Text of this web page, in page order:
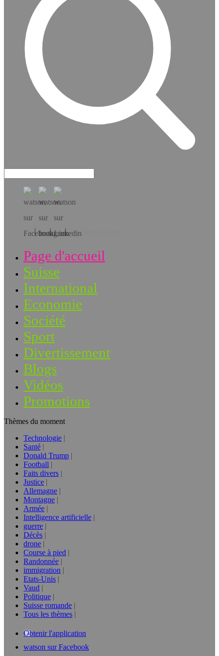
Téléchargez l’app!
Page d'accueil
Suisse
International
Economie
Société
Sport
Divertissement
Blogs
Vidéos
Promotions
Thèmes du moment
Technologie
Santé
Donald Trump
Football
Faits divers
Justice
Allemagne
Montagne
Armée
Intelligence artificielle
guerre
Décès
drone
Course à pied
Randonnée
immigration
Etats-Unis
Vaud
Politique
Suisse romande
Tous les thèmes
Obtenir l'application
watson sur Facebook